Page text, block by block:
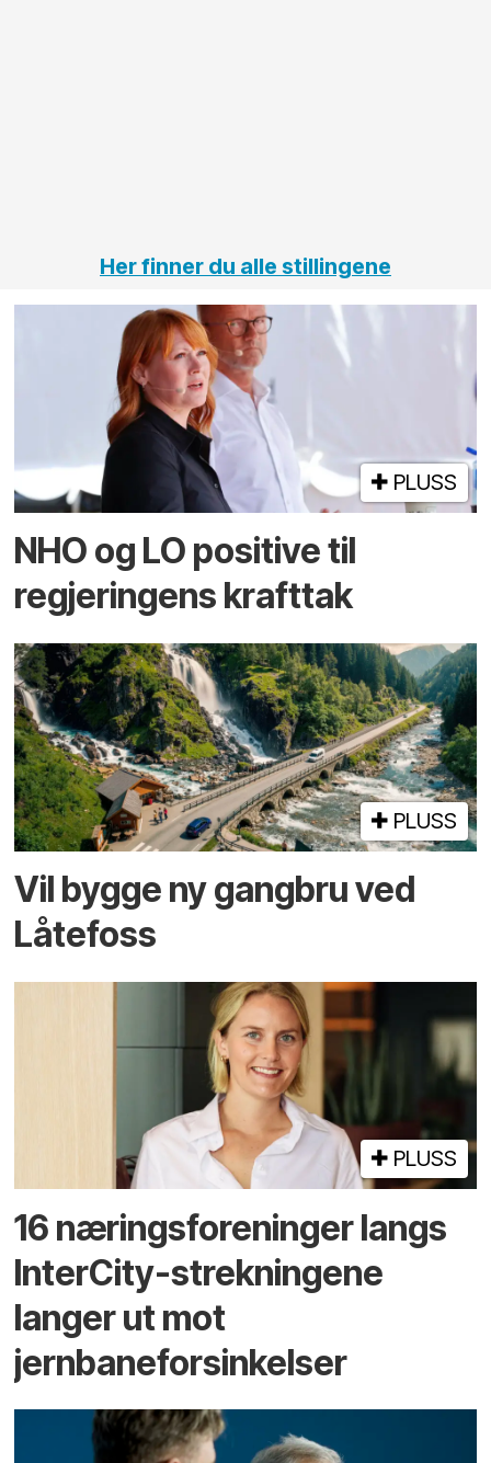
Her finner du alle stillingene
PLUSS
NHO og LO positive til
regjeringens krafttak
PLUSS
Vil bygge ny gangbru ved
Låtefoss
PLUSS
16 næringsforeninger langs
InterCity-strekningene
langer ut mot
jernbaneforsinkelser